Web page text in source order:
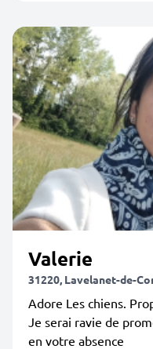
Valerie
31220, Lavelanet-de-
Adore Les chiens.
Je serai ravie de
en votre absence